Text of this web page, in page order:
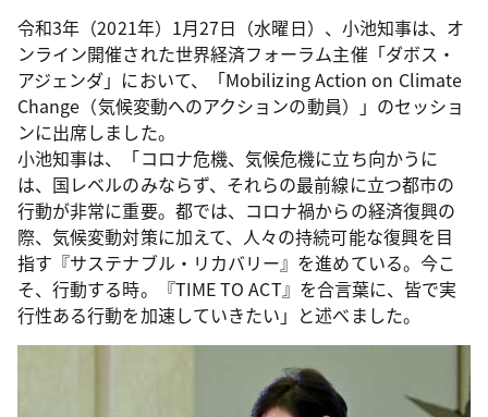
令和3年（2021年）1月27日（水曜日）、小池知事は、オ
ンライン開催された世界経済フォーラム主催「ダボス・
アジェンダ」において、「Mobilizing Action on Climate
Change（気候変動へのアクションの動員）」のセッショ
ンに出席しました。
小池知事は、「コロナ危機、気候危機に立ち向かうに
は、国レベルのみならず、それらの最前線に立つ都市の
行動が非常に重要。都では、コロナ禍からの経済復興の
際、気候変動対策に加えて、人々の持続可能な復興を目
指す『サステナブル・リカバリー』を進めている。今こ
そ、行動する時。『TIME TO ACT』を合言葉に、皆で実
行性ある行動を加速していきたい」と述べました。